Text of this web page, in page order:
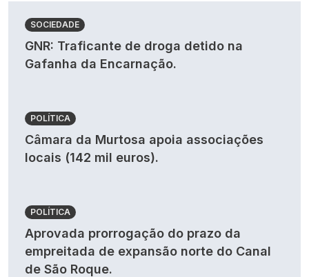
SOCIEDADE
GNR: Traficante de droga detido na
Gafanha da Encarnação.
POLÍTICA
Câmara da Murtosa apoia associações
locais (142 mil euros).
POLÍTICA
Aprovada prorrogação do prazo da
empreitada de expansão norte do Canal
de São Roque.